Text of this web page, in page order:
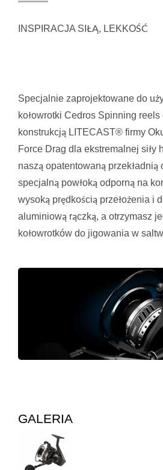
INSPIRACJA SIŁĄ, LEKKOŚĆ
Specjalnie zaprojektowane do
kołowrotki Cedros Spinning
konstrukcją LITECAST® firmy
Force Drag dla ekstremalnej siły
naszą opatentowaną przekładnią
specjalną powłoką odporną na
wysoką prędkością przełożenia i
aluminiową rączką, a otrzymasz
kołowrotków do jigowania w
GALERIA